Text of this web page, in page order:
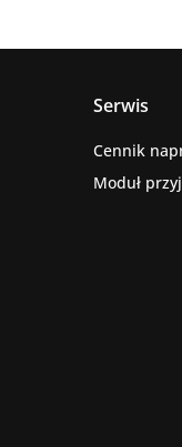
Serwis
Cennik
Moduł